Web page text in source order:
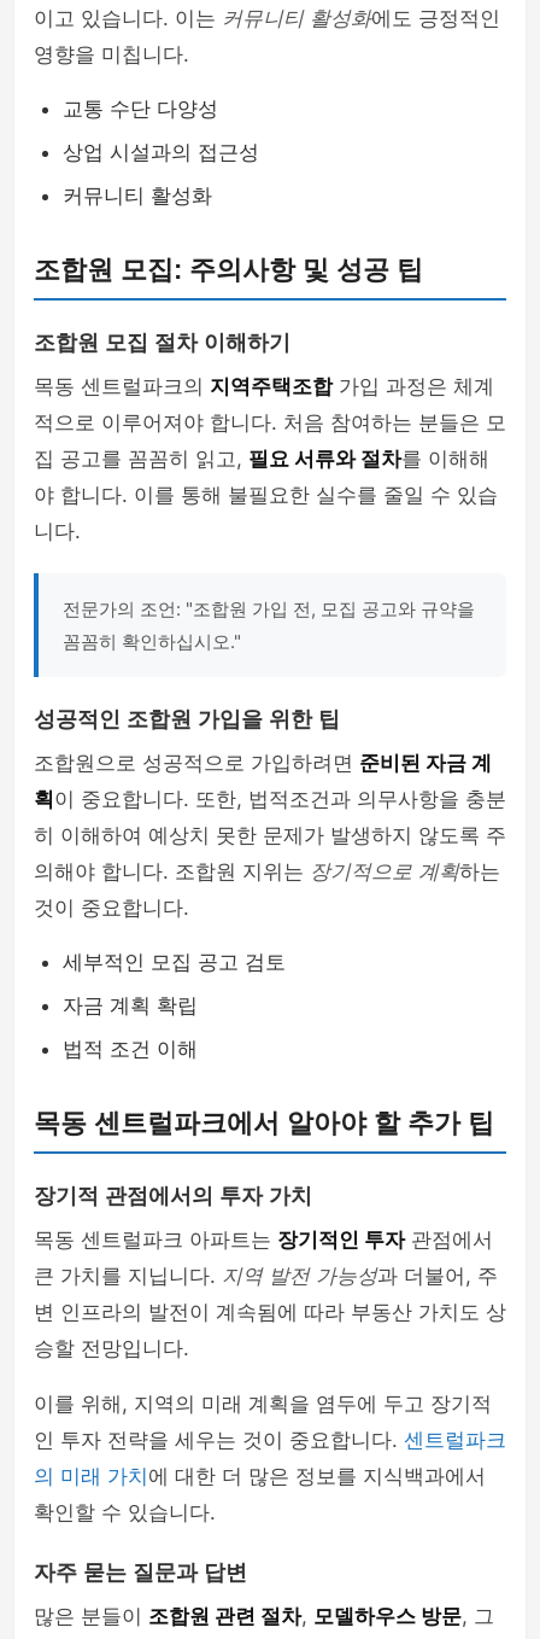
이고 있습니다. 이는 커뮤니티 활성화에도 긍정적인
영향을 미칩니다.
교통 수단 다양성
상업 시설과의 접근성
커뮤니티 활성화
조합원 모집: 주의사항 및 성공 팁
조합원 모집 절차 이해하기
목동 센트럴파크의 지역주택조합가입 과정은 체계
적으로 이루어져야 합니다. 처음 참여하는 분들은 모
집 공고를 꼼꼼히 읽고, 필요 서류와 절차를 이해해
야 합니다. 이를 통해 불필요한 실수를 줄일 수 있습
니다.
전문가의 조언: "조합원 가입 전, 모집 공고와 규약을
꼼꼼히 확인하십시오."
성공적인 조합원 가입을 위한 팁
조합원으로 성공적으로 가입하려면 준비된 자금 계
획 이 중요합니다. 또한, 법적조건과 의무사항을 충분
히 이해하여 예상치 못한 문제가 발생하지 않도록 주
의해야 합니다. 조합원 지위는 장기적으로 계획하는
것이 중요합니다.
세부적인 모집 공고 검토
자금 계획 확립
법적 조건 이해
목동 센트럴파크에서 알아야 할 추가 팁
장기적 관점에서의 투자 가치
목동 센트럴파크 아파트는 장기적인 투자관점에서
큰 가치를 지닙니다. 지역 발전 가능성과 더불어, 주
변 인프라의 발전이 계속됨에 따라 부동산 가치도 상
승할 전망입니다.
이를 위해, 지역의 미래 계획을 염두에 두고 장기적
인 투자 전략을 세우는 것이 중요합니다. 센트럴파크
의 미래 가치 에 대한 더 많은 정보를 지식백과에서
확인할 수 있습니다.
자주 묻는 질문과 답변
많은 분들이 조합원 관련 절차, 모델하우스 방문, 그